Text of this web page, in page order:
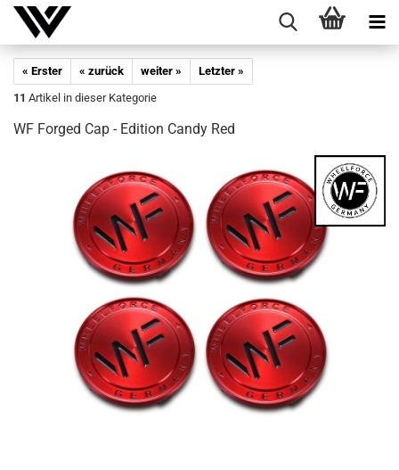
« Erster « zurück weiter »
Letzter »
11 Artikel in dieser Kategorie
WF For­ged Cap - Edi­ti­on Candy Red